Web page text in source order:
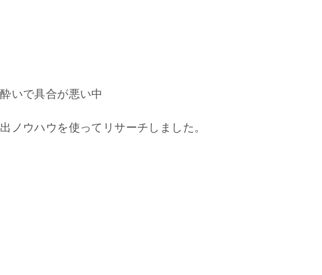
いで具合が悪い中
ノウハウを使ってリサーチしました。